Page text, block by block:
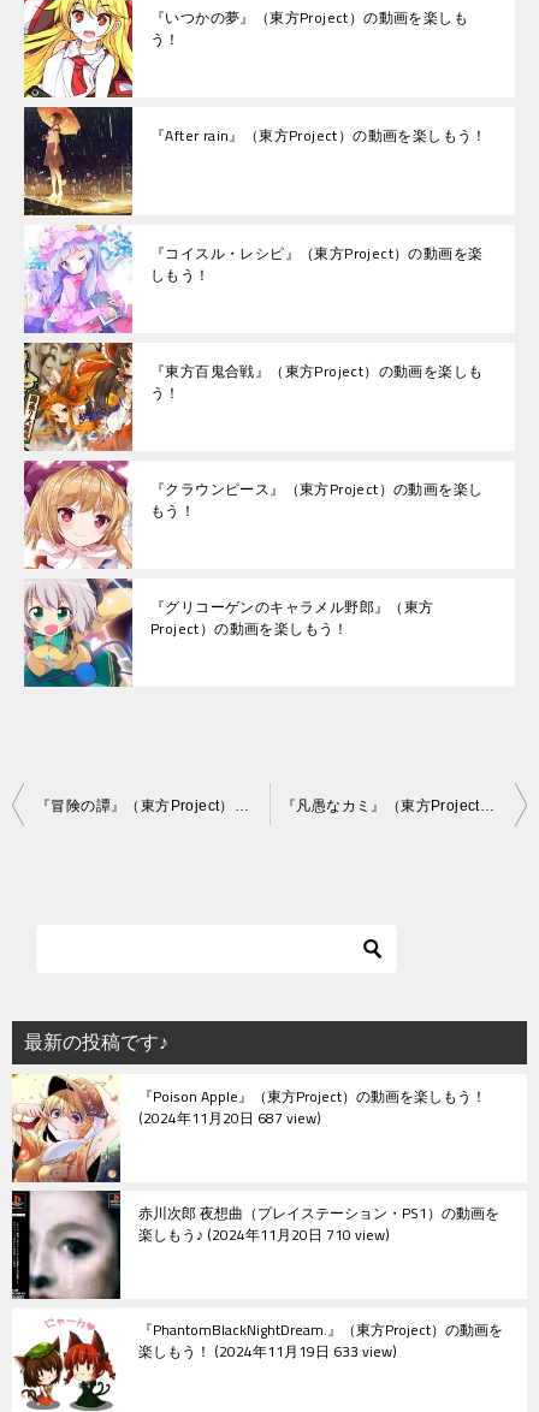
『いつかの夢』（東方Project）の動画を楽しも
う！
『After rain』（東方Project）の動画を楽しもう！
『コイスル・レシピ』（東方Project）の動画を楽
しもう！
『東方百鬼合戦』（東方Project）の動画を楽しも
う！
『クラウンピース』（東方Project）の動画を楽し
もう！
『グリコーゲンのキャラメル野郎』（東方
Project）の動画を楽しもう！
投
シ
ョ
ン
『冒険の譚』（東方Project）の動画を楽しもう！ 『凡愚なカミ』（東方Project）の動画を楽しもう！
最新の投稿です♪
『Poison Apple』（東方Project）の動画を楽しもう！
2024年11月20日 687 view
赤川次郎 夜想曲（プレイステーション・PS1）の動画を
楽しもう♪ 2024年11月20日 710 view
『PhantomBlackNightDream.』（東方Project）の動画を
楽しもう！ 2024年11月19日 633 view